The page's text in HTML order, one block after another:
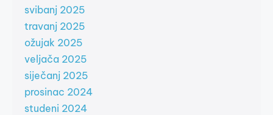
svibanj 2025
travanj 2025
ožujak 2025
veljača 2025
siječanj 2025
prosinac 2024
studeni 2024